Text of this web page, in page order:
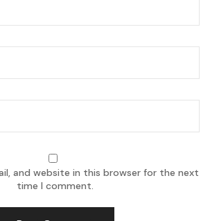
and website in this browser for the next
time I comment.